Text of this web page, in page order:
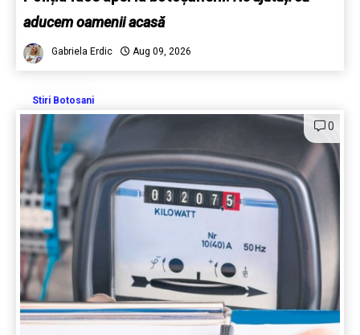
aducem oamenii acasă
Gabriela Erdic Aug 09, 2026
Stiri Botosani
0